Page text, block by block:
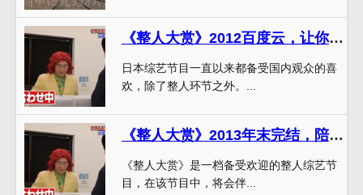
《整人大赏》2012百度云，让你拒绝不了的搞笑节目
日本综艺节目一直以来都备受国内观众的喜
欢，除了整人环节之外。...
《整人大赏》2013年末完结，陪你过元旦
《整人大赏》是一档备受欢迎的整人综艺节
目，在该节目中，将会伴...